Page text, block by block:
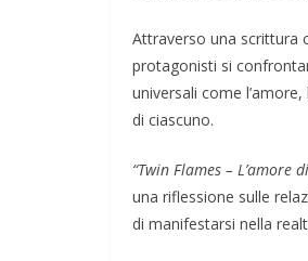
Attraverso una scrittura
protagonisti si
universali come
di ciascuno.
“Twin Flames – L’amore
una riflessione sulle
di manifestarsi nella